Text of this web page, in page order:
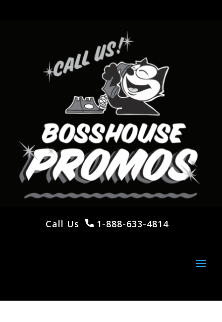
Call Us 1-888-633-4814